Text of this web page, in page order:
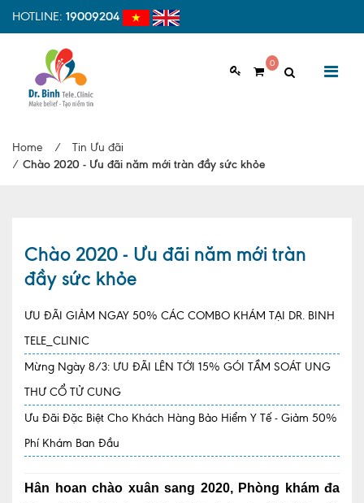
HOTLINE: 19009204
0
TRANG CHỦ
Giới thiệu chung
Đội ngũ y bác sĩ
Quy trình khám bệnh tại Dr. Binh
Hồ sơ năng lực phòng khám
TIN TỨC
Thông tin y tế
Home /
Tin Ưu đãi
/ Chào 2020 - Ưu đãi năm mới tràn đầy sức khỏe
Chào 2020 - Ưu đãi năm mới tràn
đầy sức khỏe
ƯU ĐÃI GIẢM NGAY 50% CÁC COMBO KHÁM TẠI DR. BINH
TELE_CLINIC
Mừng Ngày 8/3: ƯU ĐÃI LÊN TỚI 15% GÓI TẦM SOÁT UNG
THƯ CỔ TỬ CUNG
Ưu Đãi Đặc Biệt Cho Khách Hàng Bảo Hiểm Y Tế - Giảm 50%
Phí Khám Ban Đầu
Hân hoan chào xuân sang 2020,Phòng khám đa